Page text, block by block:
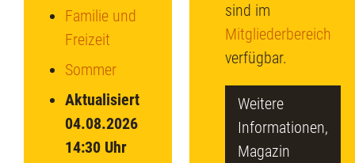
Familie und
Freizeit
Sommer
Aktualisiert
04.08.2026
14:30 Uhr
sind im
Mitgliederbereich
verfügbar.
Weitere
Informationen,
Magazin